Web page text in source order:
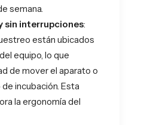
semana​.
sin interrupciones:
están ubicados
equipo, lo que
de mover el aparato o
incubación. Esta
la ergonomía del